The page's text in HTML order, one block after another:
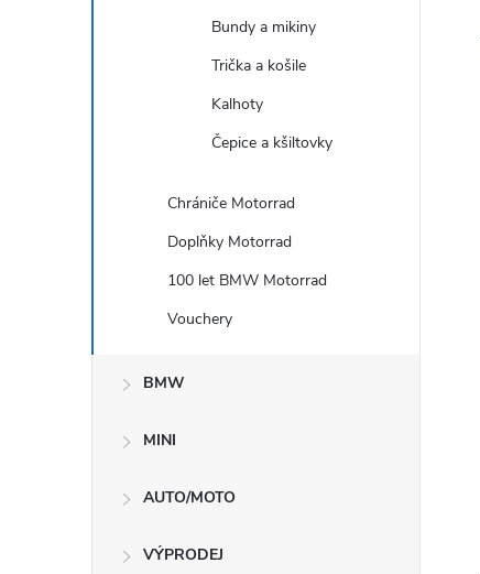
Bundy a mikiny
Trička a košile
Kalhoty
Čepice a kšiltovky
Chrániče Motorrad
Doplňky Motorrad
100 let BMW Motorrad
Vouchery
BMW
MINI
AUTO/MOTO
VÝPRODEJ